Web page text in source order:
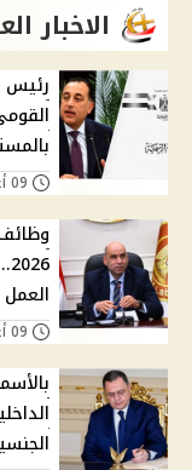
الاخبار
رئيس
العمل